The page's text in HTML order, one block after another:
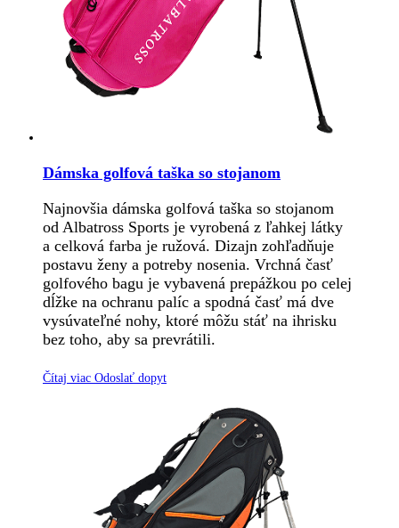
Dámska golfová taška so stojanom
Najnovšia dámska golfová taška so stojanom
od Albatross Sports je vyrobená z ľahkej látky
a celková farba je ružová. Dizajn zohľadňuje
postavu ženy a potreby nosenia. Vrchná časť
golfového bagu je vybavená prepážkou po celej
dĺžke na ochranu palíc a spodná časť má dve
vysúvateľné nohy, ktoré môžu stáť na ihrisku
bez toho, aby sa prevrátili.
Čítaj viac Odoslať dopyt